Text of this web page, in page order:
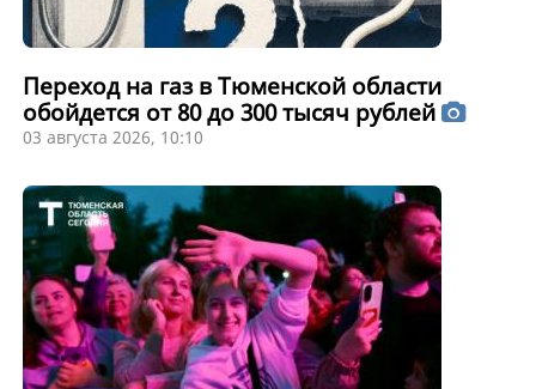
Переход на газ в Тюменской области
обойдется от 80 до 300 тысяч рублей
03 августа 2026, 10:10